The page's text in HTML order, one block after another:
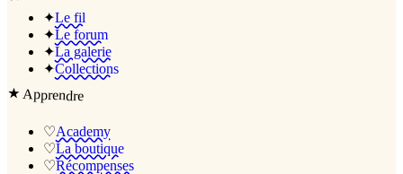
✦Le fil
✦Le forum
✦La galerie
✦Collections
★Apprendre
♡Academy
♡La boutique
♡Récompenses